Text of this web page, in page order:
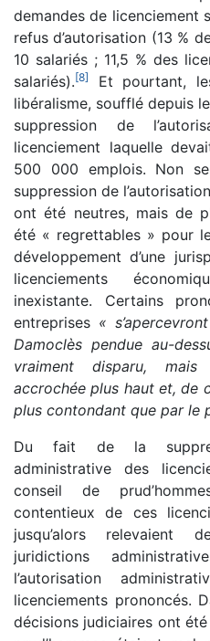
demandes de licenciement
refus d’autorisation (13 %
10 salariés ; 11,5 % des
salariés).[8]
Et pourtant,
libéralisme, soufflé depuis
suppression de
licenciement laquelle
500 000 emplois. Non
suppression de
ont été neutres, mais de
été « regrettables » pour
développement d’une
licenciements
inexistante. Certains
entreprises «
Damoclès pendue au-
vraiment disparu, mais
accrochée plus haut et, de
plus contondant que par le
Du fait de la
administrative des
conseil de
contentieux de ces
jusqu’alors relevaient
juridictions
l’autorisation
licenciements prononcés.
décisions judiciaires ont